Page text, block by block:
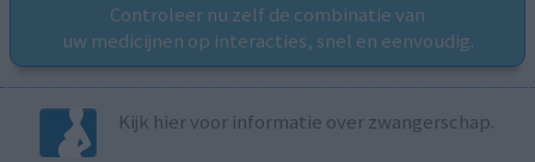
Controleer nu zelf de combinatie van
uw medicijnen op interacties, snel en eenvoudig.
Kijk hier voor informatie over zwangerschap.